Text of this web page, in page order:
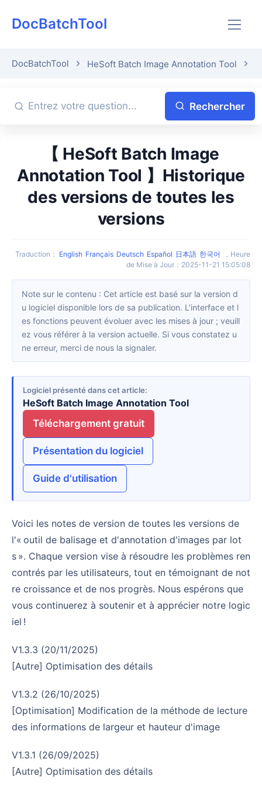
DocBatchTool
DocBatchTool HeSoft Batch Image Annotation Tool
Rechercher
【 HeSoft Batch Image
Annotation Tool 】Historique
des versions de toutes les
versions
Traduction ： English Français Deutsch Español 日本語 한국어 ， Heure
de Mise à Jour ： 2025-11-21 15:05:08
Note sur le contenu : Cet article est basé sur la version d
u logiciel disponible lors de sa publication. L’interface et l
es fonctions peuvent évoluer avec les mises à jour ; veuill
ez vous référer à la version actuelle. Si vous constatez u
ne erreur, merci de nous la signaler.
Logiciel présenté dans cet article
HeSoft Batch Image Annotation Tool
Téléchargement gratuit
Présentation du logiciel
Guide d'utilisation
Voici les notes de version de toutes les versions de
l'« outil de balisage et d'annotation d'images par lot
s ». Chaque version vise à résoudre les problèmes ren
contrés par les utilisateurs, tout en témoignant de not
re croissance et de nos progrès. Nous espérons que
vous continuerez à soutenir et à apprécier notre logic
iel !
v1.3.3 (20/11/2025)
[Autre] Optimisation des détails
v1.3.2 (26/10/2025)
[Optimisation] Modification de la méthode de lecture
des informations de largeur et hauteur d'image
v1.3.1 (26/09/2025)
[Autre] Optimisation des détails